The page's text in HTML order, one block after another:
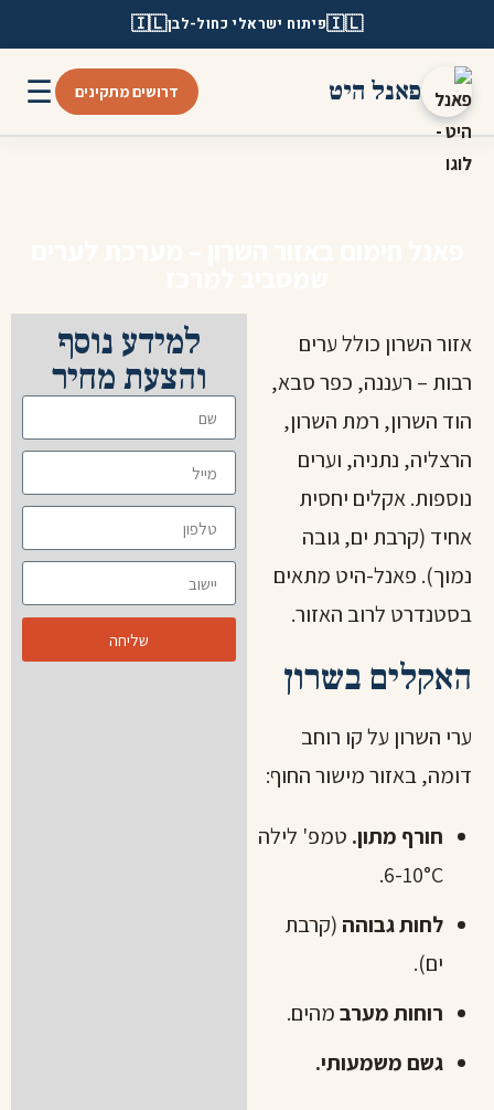
🇮🇱פיתוח ישראלי כחול-לבן🇮🇱
פאנל היט דרושים מתקינים ☰
אזור השרון כולל ערים
רבות – רעננה, כפר סבא,
הוד השרון, רמת השרון,
הרצליה, נתניה, וערים
נוספות. אקלים יחסית
אחיד (קרבת ים, גובה
נמוך). פאנל-היט מתאים
בסטנדרט לרוב האזור.
האקלים בשרון
ערי השרון על קו רוחב
דומה, באזור מישור החוף:
חורף מתון. טמפ' לילה
6-10°C.
לחות גבוהה (קרבת
ים).
רוחות מערבמהים.
גשם משמעותי.
למידע נוסף
והצעת מחיר
שליחה